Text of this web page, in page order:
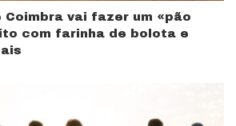
Coimbra vai fazer um «pão
com farinha de bolota e